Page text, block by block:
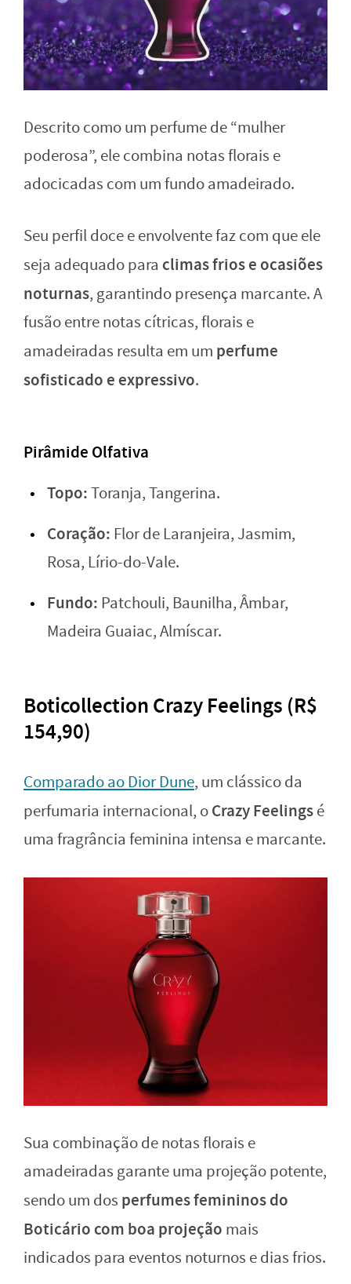
Descrito como um perfume de “mulher
poderosa”, ele combina notas florais e
adocicadas com um fundo amadeirado.
Seu perfil doce e envolvente faz com que ele
seja adequado para climas frios e ocasiões
noturnas, garantindo presença marcante. A
fusão entre notas cítricas, florais e
amadeiradas resulta em um perfume
sofisticado e expressivo.
Pirâmide Olfativa
Topo:Toranja, Tangerina.
Coração: Flor de Laranjeira, Jasmim,
Rosa, Lírio-do-Vale.
Fundo: Patchouli, Baunilha, Âmbar,
Madeira Guaiac, Almíscar.
Boticollection Crazy Feelings (R$
154,90)
Comparado ao Dior Dune, um clássico da
perfumaria internacional, oCrazy Feelingsé
uma fragrância feminina intensa e marcante.
Sua combinação de notas florais e
amadeiradas garante uma projeção potente,
sendo um dos perfumes femininos do
Boticário com boa projeção mais
indicados para eventos noturnos e dias frios.